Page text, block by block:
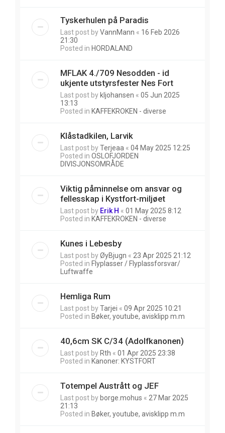
Tyskerhulen på Paradis
Last post byVannMann « 16 Feb 2026
21:30
Posted in HORDALAND
MFLAK 4./709 Nesodden - id
ukjente utstyrsfester Nes Fort
Last post by kljohansen « 05 Jun 2025
13:13
Posted in KAFFEKROKEN - diverse
Klåstadkilen, Larvik
Last post byTerjeaa « 04 May 2025 12:25
Posted in OSLOFJORDEN
DIVISJONSOMRÅDE
Viktig påminnelse om ansvar og
fellesskap i Kystfort-miljøet
Last post by Erik H « 01 May 2025 8:12
Posted in KAFFEKROKEN - diverse
Kunes i Lebesby
Last post byØyBjugn « 23 Apr 2025 21:12
Posted in Flyplasser / Flyplassforsvar/
Luftwaffe
Hemliga Rum
Last post byTarjei « 09 Apr 2025 10:21
Posted in Bøker, youtube, avisklipp m.m
40,6cm SK C/34 (Adolfkanonen)
Last post by Rth « 01 Apr 2025 23:38
Posted in Kanoner: KYSTFORT
Totempel Austrått og JEF
Last post by borge.mohus « 27 Mar 2025
21:13
Posted in Bøker, youtube, avisklipp m.m